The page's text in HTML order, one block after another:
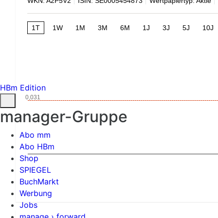
1T 1W 1M 3M 6M 1J 3J 5J 10J
0,031
HBm Edition
manager-Gruppe
Abo mm
Abo HBm
Shop
SPIEGEL
BuchMarkt
Werbung
Jobs